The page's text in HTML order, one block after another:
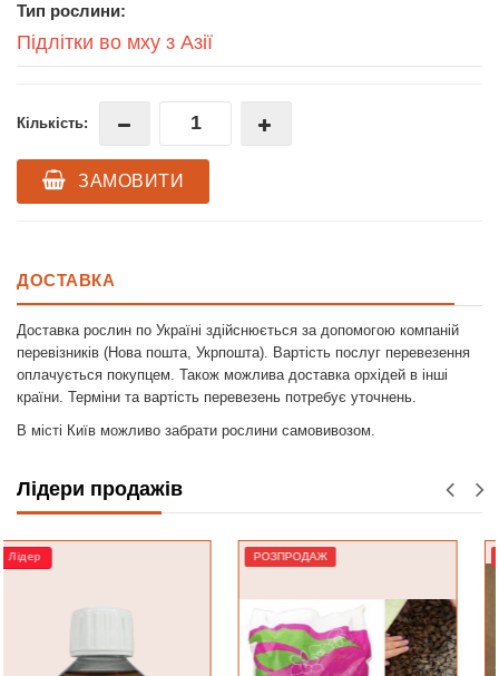
Тип рослини:
Підлітки во мху з Азії
Кількість:
ЗАМОВИТИ
ДОСТАВКА
Доставка рослин по Україні здійснюється за допомогою компаній
перевізників (Нова пошта, Укрпошта). Вартість послуг перевезення
оплачується покупцем. Також можлива доставка орхідей в інші
країни. Терміни та вартість перевезень потребує уточнень.
В місті Київ можливо забрати рослини самовивозом.
Лідери продажів
РОЗПРОДАЖ